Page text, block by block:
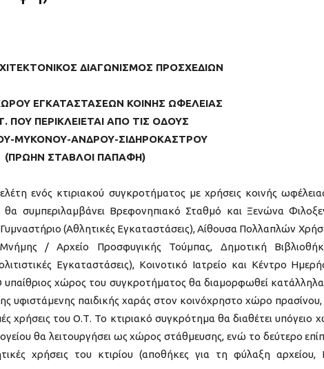
ΔΙΑΓΩΝΙΣΜΟΣ ΠΡΟΣΧΕΔΙΩΝ
ΕΓΚΑΤΑΣΤΑΣΕΩΝ ΚΟΙΝΗΣ ΩΦΕΛΕΙΑΣ
ΠΟΥ ΠΕΡΙΚΛΕΙΕΤΑΙ ΑΠΟ ΤΙΣ ΟΔΟΥΣ
ΜΥΚΟΝΟΥ-ΑΝΔΡΟΥ-ΣΙΔΗΡΟΚΑΣΤΡΟΥ
(ΠΡΩΗΝ ΣΤΑΒΛΟΙ ΠΑΠΑΦΗ)
ενός κτιριακού συγκροτήματος με χρήσεις κοινής
συμπεριλαμβάνει Βρεφονηπιακό Σταθμό και Ξενώνα
(Αθλητικές Εγκαταστάσεις), Αίθουσα Πολλαπλών
/ Αρχείο Προσφυγικής Τούμπας, Δημοτική
Εγκαταστάσεις), Κοινοτικό Ιατρείο και Κέντρο
χώρος του συγκροτήματος θα διαμορφωθεί
υφιστάμενης παιδικής χαράς στον κοινόχρηστο χώρο
χρήσεις του Ο.Τ. Το κτιριακό συγκρότημα θα διαθέτει υπόγειο
θα λειτουργήσει ως χώρος στάθμευσης, ενώ το δεύτερο
χρήσεις του κτιρίου (αποθήκες για τη φύλαξη